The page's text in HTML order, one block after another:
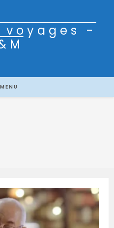
voyages -
MENU